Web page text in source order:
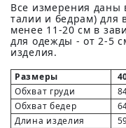
Все измерения даны
талии и бедрам) для
менее 11-20 см в
для одежды - от 2-5
изделия.
Размеры
Обхват груди
Обхват бедер
Длина изделия